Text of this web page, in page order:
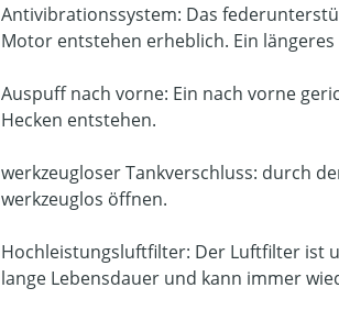
Antivibrationssystem: Das
Motor entstehen erheblich. Ein
Auspuff nach vorne: Ein nach vorne
Hecken entstehen.
werkzeugloser Tankverschluss: durch
werkzeuglos öffnen.
Hochleistungsluftfilter: Der Luftfilter ist
lange Lebensdauer und kann immer